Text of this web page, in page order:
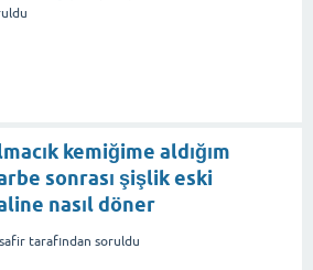
kemiğime aldığım
sonrası şişlik eski
nasıl döner
tarafından soruldu